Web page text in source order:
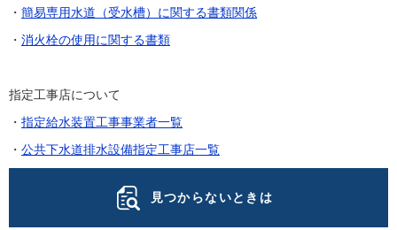
・ 簡易専用水道（受水槽）に関する書類関係
・ 消火栓の使用に関する書類
指定工事店について
・ 指定給水装置工事事業者一覧
・ 公共下水道排水設備指定工事店一覧
見つからないときは